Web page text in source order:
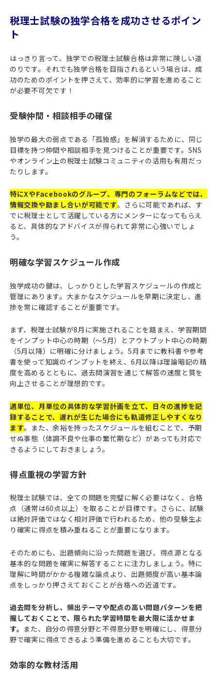
税理士試験の独学合格を成功させるポイン
ト
はっきり言って、独学での税理士試験合格は非常に険しい道
のりです。それでも独学合格を目指されるという場合は、成
功のためのポイントを押さえて、効率的に学習を進めること
が必要不可欠です！
受験仲間・相談相手の確保
独学の最大の弱点である「孤独感」を解消するために、同じ
目標を持つ仲間や相談相手を見つけることが重要です。SNS
やオンライン上の税理士試験コミュニティの活用も有用だっ
たりします。
特にXやFacebookのグループ、専門のフォーラムなどでは、
情報交換や励まし合いが可能です。さらに可能であれば、す
でに税理士として活躍している方にメンターになってもらえ
ると、具体的なアドバイスが得られて非常に心強いでしょ
う。
明確な学習スケジュール作成
独学成功の鍵は、しっかりとした学習スケジュールの作成と
管理にあります。大まかなスケジュールを早期に決定し、進
捗を常に確認することが重要です。
まず、税理士試験が8月に実施されることを踏まえ、学習期間
をインプット中心の時期（〜5月）とアウトプット中心の時期
（5月以降）に明確に分けましょう。5月までに教科書や参考
書を使って知識のインプットを終え、6月以降は理論暗記の精
度を高めるとともに、過去問演習を通じて解答の速度と質を
向上させることが理想的です。
週単位、月単位の具体的な学習計画を立て、日々の進捗を記
録することで、遅れが生じた場合にも軌道修正しやすくなり
ます。また、余裕を持ったスケジュールを組むことで、予期
せぬ事態（体調不良や仕事の繁忙期など）があっても対応で
きるようにしておきましょう。
得点重視の学習方針
税理士試験では、全ての問題を完璧に解く必要はなく、合格
点（通常は60点以上）を取ることが目標です。さらに、試験
は絶対評価ではなく相対評価で行われるため、他の受験生よ
り確実に得点を積み重ねることが重要になります。
そのためにも、出題傾向に沿った問題を選び、得点源となる
基本的な問題を確実に解答することに注力しましょう。特に
理解に時間がかかる複雑な論点より、出題頻度が高い基本論
点をしっかり押さえておくことが合格への近道です。
過去問を分析し、頻出テーマや配点の高い問題パターンを把
握しておくことで、限られた学習時間を最大限に活かせま
す。 また、自分の得意分野と不得意分野を明確にし、得意分
野で確実に得点できるよう準備を進めることも大切です。
効率的な教材活用